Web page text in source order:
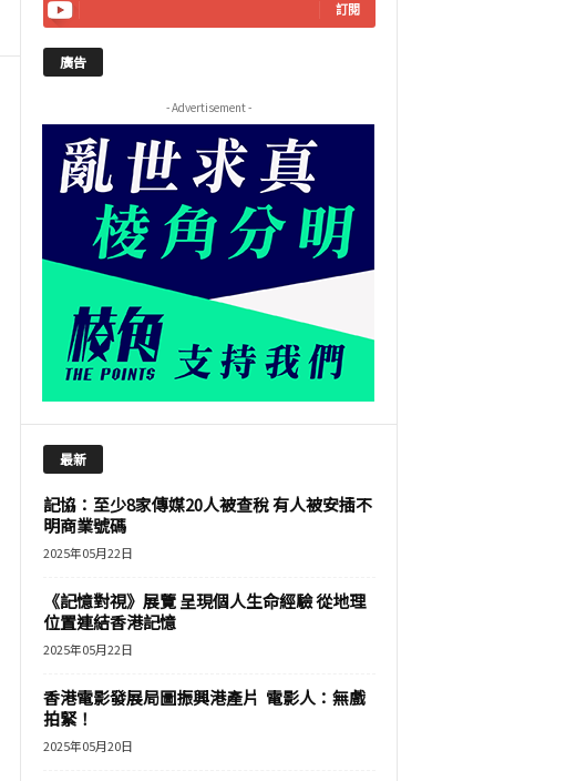
訂閱
廣告
- Advertisement -
最新
記協：至少8家傳媒20人被查稅 有人被安插不
明商業號碼
2025年05月22日
《記憶對視》展覽 呈現個人生命經驗 從地理
位置連結香港記憶
2025年05月22日
香港電影發展局圖振興港產片 電影人：無戲
拍緊！
2025年05月20日